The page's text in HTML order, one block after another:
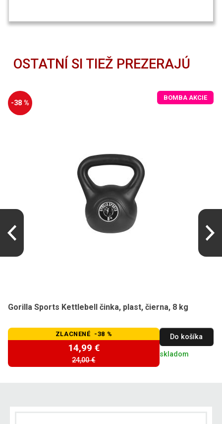
OSTATNÍ SI TIEŽ PREZERAJÚ
-38 %
BOMBA AKCIE
Gorilla Sports Kettlebell činka, plast, čierna, 8 kg
ZLACNENÉ -38 %
14,99 €
24,00 €
Do košíka
skladom